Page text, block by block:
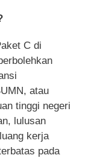
C di
atau
tinggi negeri
lulusan
kerja
pada